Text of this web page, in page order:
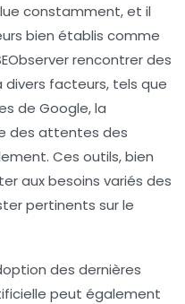
constamment, et il
bien établis comme
rencontrer des
facteurs, tels que
de Google, la
des attentes des
Ces outils, bien
aux besoins variés des
pertinents sur le
des dernières
peut également